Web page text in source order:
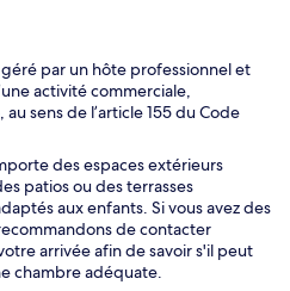
par un hôte professionnel et
activité commerciale,
sens de l’article 155 du Code
des espaces extérieurs
patios ou des terrasses
aux enfants. Si vous avez des
de contacter
arrivée afin de savoir s'il peut
chambre adéquate.